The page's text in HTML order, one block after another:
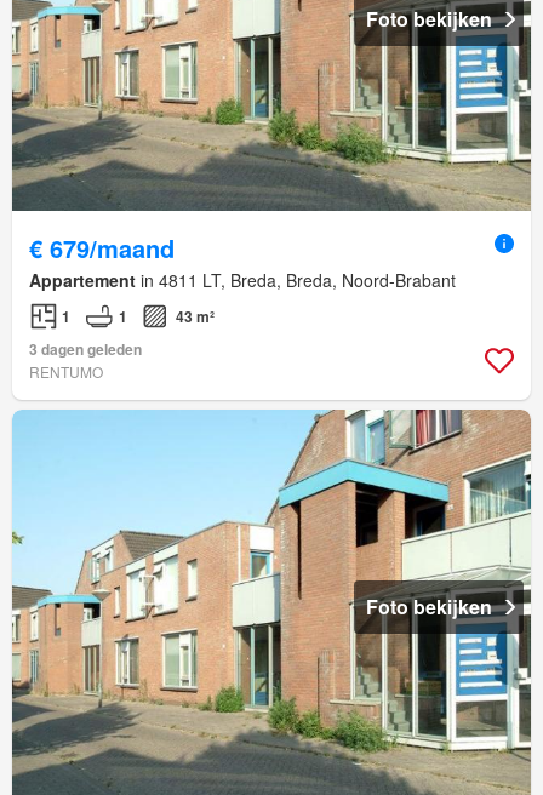
Foto bekijken
€ 679/maand
Appartement in 4811 LT, Breda, Breda, Noord-Brabant
1 1
43 m²
3 dagen geleden
RENTUMO
Foto bekijken